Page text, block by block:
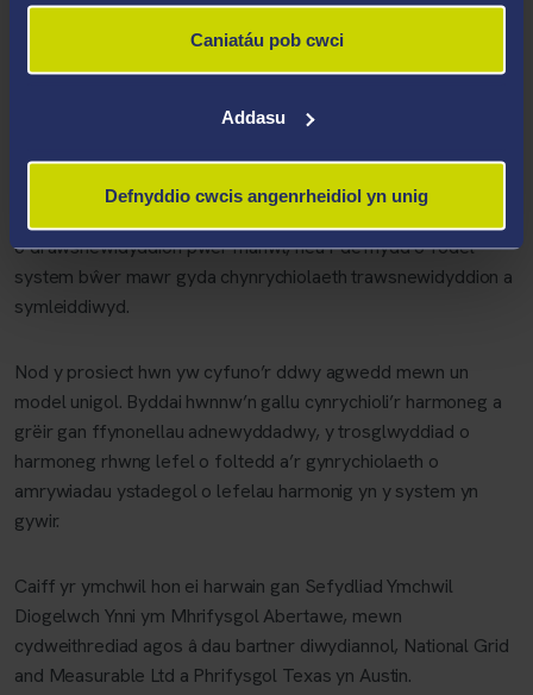
Caniatáu pob cwci
Addasu
Defnyddio cwcis angenrheidiol yn unig
pryd, bydd angen rhyw ffurf ar symleiddio ar y modelau hyn o
o drawsnewidyddion pŵer manwl, neu’r defnydd o fodel
system bŵer mawr gyda chynrychiolaeth trawsnewidyddion a
symleiddiwyd.
Nod y prosiect hwn yw cyfuno’r ddwy agwedd mewn un
model unigol. Byddai hwnnw’n gallu cynrychioli’r harmoneg a
grëir gan ffynonellau adnewyddadwy, y trosglwyddiad o
harmoneg rhwng lefel o foltedd a’r gynrychiolaeth o
amrywiadau ystadegol o lefelau harmonig yn y system yn
gywir.
Caiff yr ymchwil hon ei harwain gan Sefydliad Ymchwil
Diogelwch Ynni ym Mhrifysgol Abertawe, mewn
cydweithrediad agos â dau bartner diwydiannol, National Grid
and Measurable Ltd a Phrifysgol Texas yn Austin.